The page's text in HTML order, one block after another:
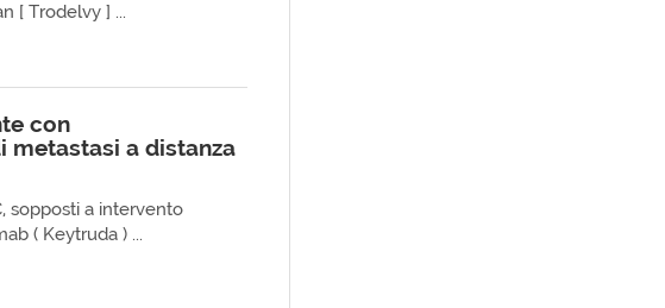
[ Trodelvy ] ...
con
metastasi a distanza
sopposti a intervento
( Keytruda ) ...